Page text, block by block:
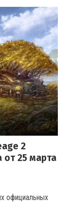
2
25 марта
официальных